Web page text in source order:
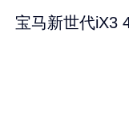
宝马新世代iX3